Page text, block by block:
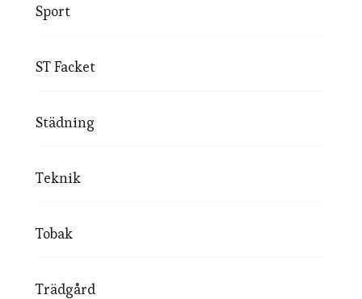
Sport
ST Facket
Städning
Teknik
Tobak
Trädgård